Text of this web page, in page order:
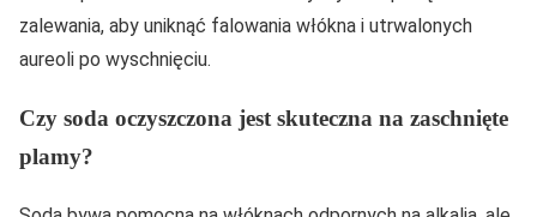
zalewania, aby uniknąć falowania włókna i utrwalonych
aureoli po wyschnięciu.
Czy soda oczyszczona jest skuteczna na zaschnięte
plamy?